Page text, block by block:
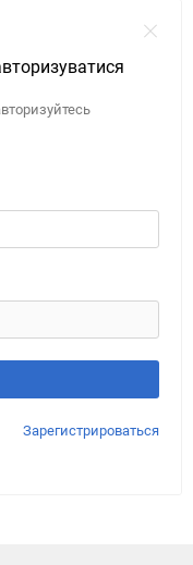
Зарегистрироваться